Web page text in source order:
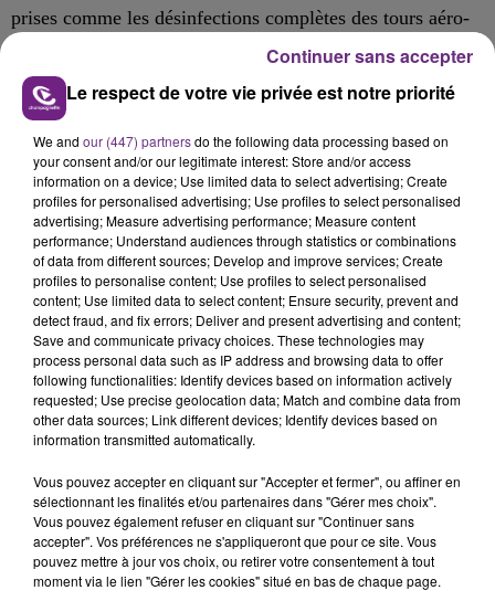
prises comme les désinfections complètes des tours aéro-
Les établissements et professionnels de santé ont été
informés et sont invités à signaler immédiatement tout
cas suspect.
FIL D'ACTU
20h36
SI TOUT LE MONDE FAIT ÇA, MOI L'ANNÉE
PROCHAINE JE VENDANGE EN...
La vendange en Champagne a débuté ce jeudi 6
août dans la commune de Montgueux (Aube). Du
Le respect de votre vie privée est notre priorité
We and our (447) partnersdo the following data processing based on
your consent and/or our legitimate interest: Store and/or access
information on a device; Use limited data to select advertising; Create
profiles for personalised advertising; Use profiles to select personalised
advertising; Measure advertising performance; Measure content
performance; Understand audiences through statistics or combinations
of data from different sources; Develop and improve services; Create
profiles to personalise content; Use profiles to select personalised
content; Use limited data to select content; Ensure security, prevent and
detect fraud, and fix errors; Deliver and present advertising and content;
Save and communicate privacy choices. These technologies may
process personal data such as IP address and browsing data to offer
following functionalities: Identify devices based on information actively
requested; Use precise geolocation data; Match and combine data from
other data sources; Link different devices; Identify devices based on
information transmitted automatically.
Vous pouvez accepter en cliquant sur "Accepter et fermer", ou affiner en
sélectionnant les finalités et/ou partenaires dans "Gérer mes choix".
Vous pouvez également refuser en cliquant sur "Continuer sans
accepter". Vos préférences ne s'appliqueront que pour ce site. Vous
pouvez mettre à jour vos choix, ou retirer votre consentement à tout
moment via le lien "Gérer les cookies" situé en bas de chaque page.
Continuer sans accepter